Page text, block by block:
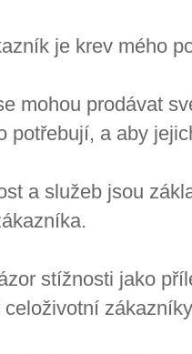
je krev mého
mohou prodávat
potřebují, a aby
a služeb jsou
stížnosti jako